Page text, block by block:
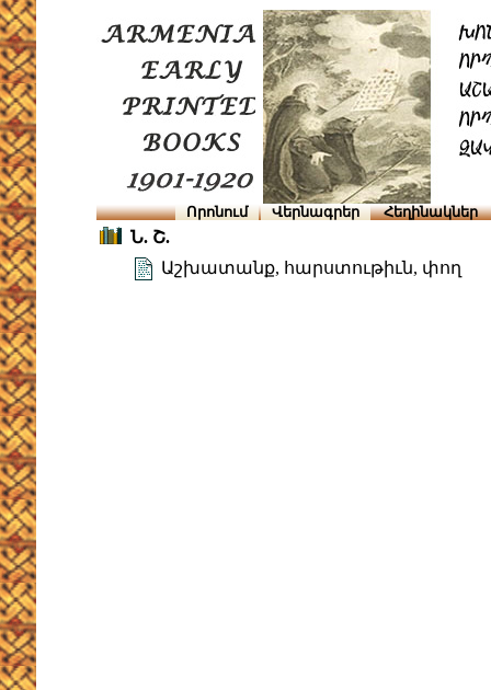
Որոնում Վերնագրեր Հեղինակներ
Ն. Շ.
Աշխատանք, հարստութիւն, փող